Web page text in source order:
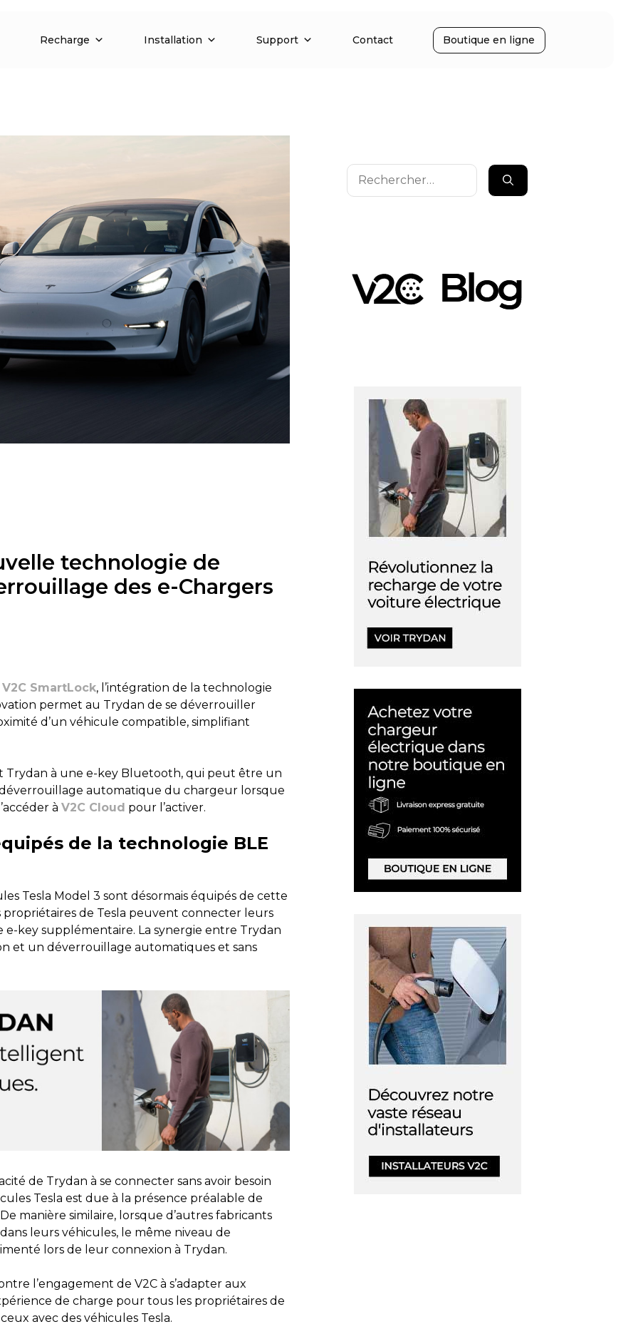
Recharge Installation Support Contact Boutique en ligne
technologie de
des e-Chargers
V2C SmartLock, l’intégration de la technologie
permet au Trydan de se déverrouiller
d’un véhicule compatible, simplifiant
Trydan à une e-key Bluetooth, qui peut être un
automatique du chargeur lorsque
à V2C Cloud pour l’activer.
de la technologie BLE
Tesla Model 3 sont désormais équipés de cette
de Tesla peuvent connecter leurs
e-key supplémentaire. La synergie entre Trydan
et un déverrouillage automatiques et sans
de Trydan à se connecter sans avoir besoin
Tesla est due à la présence préalable de
manière similaire, lorsque d’autres fabricants
leurs véhicules, le même niveau de
lors de leur connexion à Trydan.
l’engagement de V2C à s’adapter aux
de charge pour tous les propriétaires de
avec des véhicules Tesla.
Rechercher :